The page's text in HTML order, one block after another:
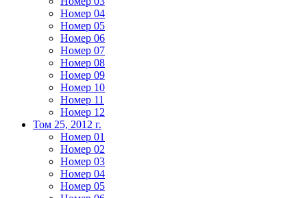
Номер 04
Номер 05
Номер 06
Номер 07
Номер 08
Номер 09
Номер 10
Номер 11
Номер 12
Том 25, 2012 г.
Номер 01
Номер 02
Номер 03
Номер 04
Номер 05